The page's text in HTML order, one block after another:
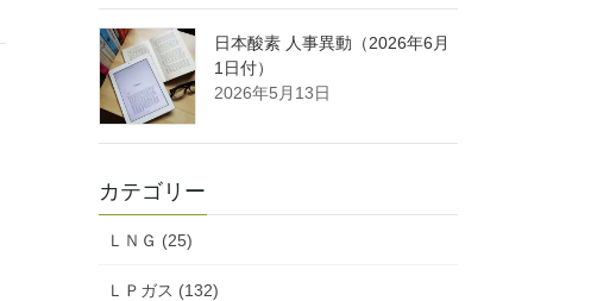
日本酸素 人事異動（2026年6月
1日付）
2026年5月13日
カテゴリー
ＬＮＧ (25)
ＬＰガス (132)